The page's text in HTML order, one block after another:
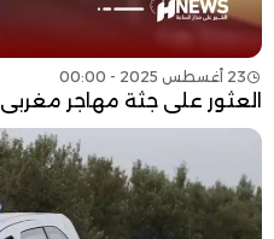
23 أغسطس 2025 - 00:00
العثور على جثة مهاجر